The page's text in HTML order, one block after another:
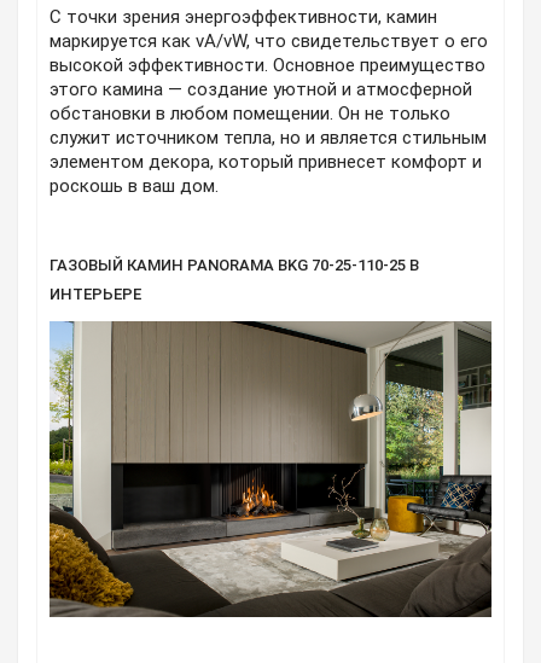
С точки зрения энергоэффективности, камин
маркируется как vA/vW, что свидетельствует о его
высокой эффективности. Основное преимущество
этого камина — создание уютной и атмосферной
обстановки в любом помещении. Он не только
служит источником тепла, но и является стильным
элементом декора, который привнесет комфорт и
роскошь в ваш дом.
ГАЗОВЫЙ КАМИН PANORAMA BKG 70-25-110-25 В
ИНТЕРЬЕРЕ